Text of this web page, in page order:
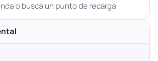
o busca un punto de recarga